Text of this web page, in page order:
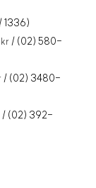
/ 1336)
/ (02) 580-
/ (02) 3480-
/ (02) 392-